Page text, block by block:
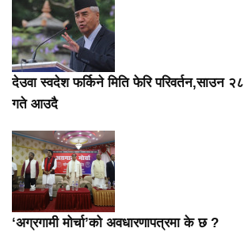
देउवा स्वदेश फर्किने मिति फेरि परिवर्तन,साउन २८
गते आउदै
‘अग्रगामी मोर्चा’को अवधारणापत्रमा के छ ?